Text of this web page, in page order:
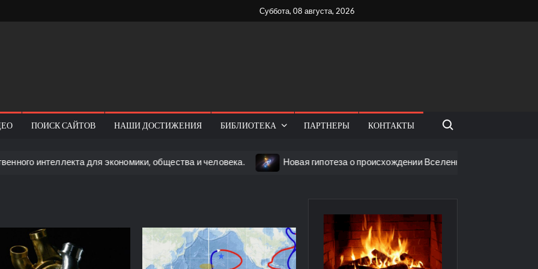
Суббота, 08 августа, 2026
ПОИСК САЙТОВ НАШИ ДОСТИЖЕНИЯ БИБЛИОТЕКА ПАРТНЕРЫ КОНТАКТЫ
Поиск:
для экономики, общества и человека. Новая гипотеза о происхождении Вселенной: что обнаружили ученые